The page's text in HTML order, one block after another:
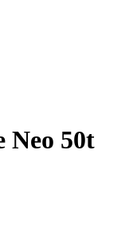
Neo 50t